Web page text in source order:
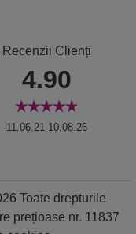
Recenzii Clienți
4.90
11.06.21-10.08.26
Toate drepturile
prețioase nr. 11837